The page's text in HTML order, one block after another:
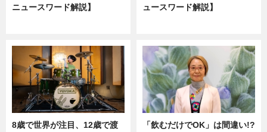
ニュースワード解説】
ュースワード解説】
8歳で世界が注目、12歳で渡
「飲むだけでOK」は間違い!?